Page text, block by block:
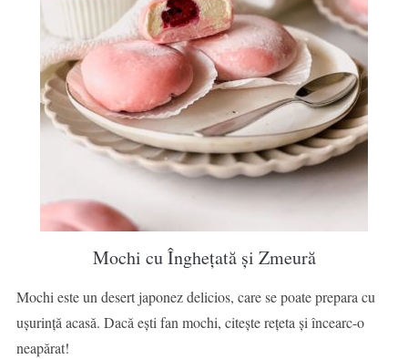
Mochi cu Înghețată și Zmeură
Mochi este un desert japonez delicios, care se poate prepara cu
ușurință acasă. Dacă ești fan mochi, citește rețeta și încearc-o
neapărat!